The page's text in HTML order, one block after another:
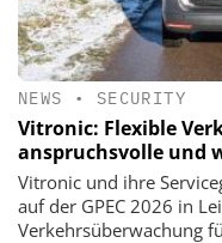
NEWS • SECURITY
Vitronic: Flexible
anspruchsvolle und
Vitronic und ihre
auf der GPEC 2026 in
Verkehrsüberwachung